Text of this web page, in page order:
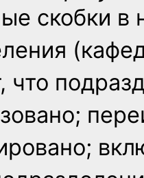
скобки в
что